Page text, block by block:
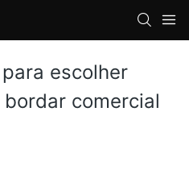
escolher
comercial